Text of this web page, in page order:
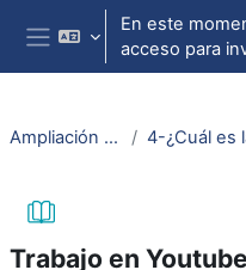
Salta al contenido principal
Panel lateral
En este
acceso para
Ampliación Mater. Educ. Multimedia
Trabajo en